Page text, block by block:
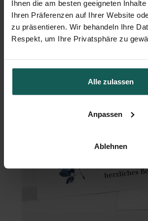
Ihnen die am besten geeigneten
Ihren Präferenzen auf Ihrer Website
zu präsentieren. Wir behandeln Ihre
Respekt, um Ihre Privatsphäre zu
Alle zulassen
Anpassen
Ablehnen
Briefumschlag